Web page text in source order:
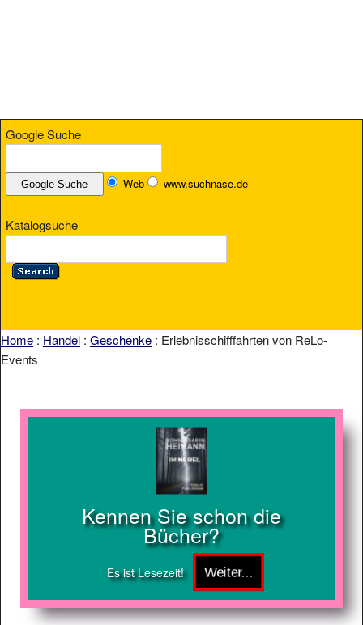
Google Suche
Web www.suchnase.de
Katalogsuche
Home : Handel : Geschenke : Erlebnisschifffahrten von ReLo-
Events
Kennen Sie schon die
Bücher?
Es ist Lesezeit!